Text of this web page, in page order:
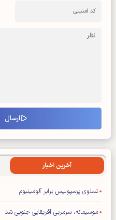
آخرین اخبار
تساوی پرسپولیس برابر آلومینیوم
موسیمانه، سرمربی آفریقایی جنوبی شد